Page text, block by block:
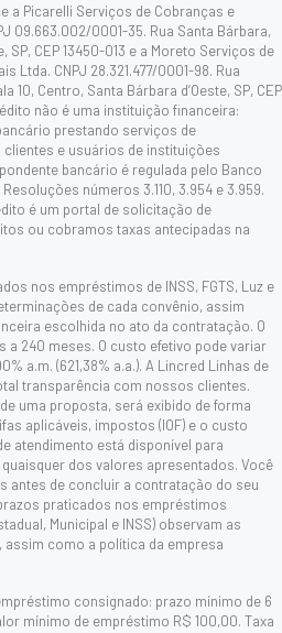
a Picarelli Serviços de Cobranças e
09.663.002/0001-35. Rua Santa Bárbara,
SP, CEP 13450-013 e a Moreto Serviços de
Ltda. CNPJ 28.321.477/0001-98. Rua
10, Centro, Santa Bárbara d’Oeste, SP, CEP
não é uma instituição financeira:
prestando serviços de
e usuários de instituições
bancário é regulada pelo Banco
números 3.110, 3.954 e 3.959.
é um portal de solicitação de
ou cobramos taxas antecipadas na
nos empréstimos de INSS, FGTS, Luz e
de cada convênio, assim
escolhida no ato da contratação. O
a 240 meses. O custo efetivo pode variar
a.m. (621,38% a.a.). A Lincred Linhas de
transparência com nossos clientes.
uma proposta, será exibido de forma
aplicáveis, impostos (IOF) e o custo
atendimento está disponível para
dos valores apresentados. Você
antes de concluir a contratação do seu
praticados nos empréstimos
Municipal e INSS) observam as
como a política da empresa
consignado: prazo mínimo de 6
mínimo de empréstimo R$ 100,00. Taxa